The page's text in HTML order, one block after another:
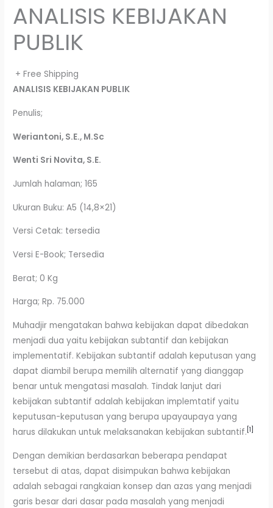
ANALISIS KEBIJAKAN
PUBLIK
+ Free Shipping
ANALISIS KEBIJAKAN PUBLIK
Penulis;
Weriantoni, S.E., M.Sc
Wenti Sri Novita, S.E.
Jumlah halaman; 165
Ukuran Buku: A5 (14,8×21)
Versi Cetak: tersedia
Versi E-Book; Tersedia
Berat; 0 Kg
Harga; Rp. 75.000
Muhadjir mengatakan bahwa kebijakan dapat dibedakan
menjadi dua yaitu kebijakan subtantif dan kebijakan
implementatif. Kebijakan subtantif adalah keputusan yang
dapat diambil berupa memilih alternatif yang dianggap
benar untuk mengatasi masalah. Tindak lanjut dari
kebijakan subtantif adalah kebijakan implemtatif yaitu
keputusan-keputusan yang berupa upayaupaya yang
harus dilakukan untuk melaksanakan kebijakan subtantif. [1]
Dengan demikian berdasarkan beberapa pendapat
tersebut di atas, dapat disimpukan bahwa kebijakan
adalah sebagai rangkaian konsep dan azas yang menjadi
garis besar dari dasar pada masalah yang menjadi